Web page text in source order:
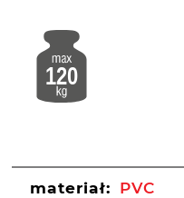
120
materiał: PVC